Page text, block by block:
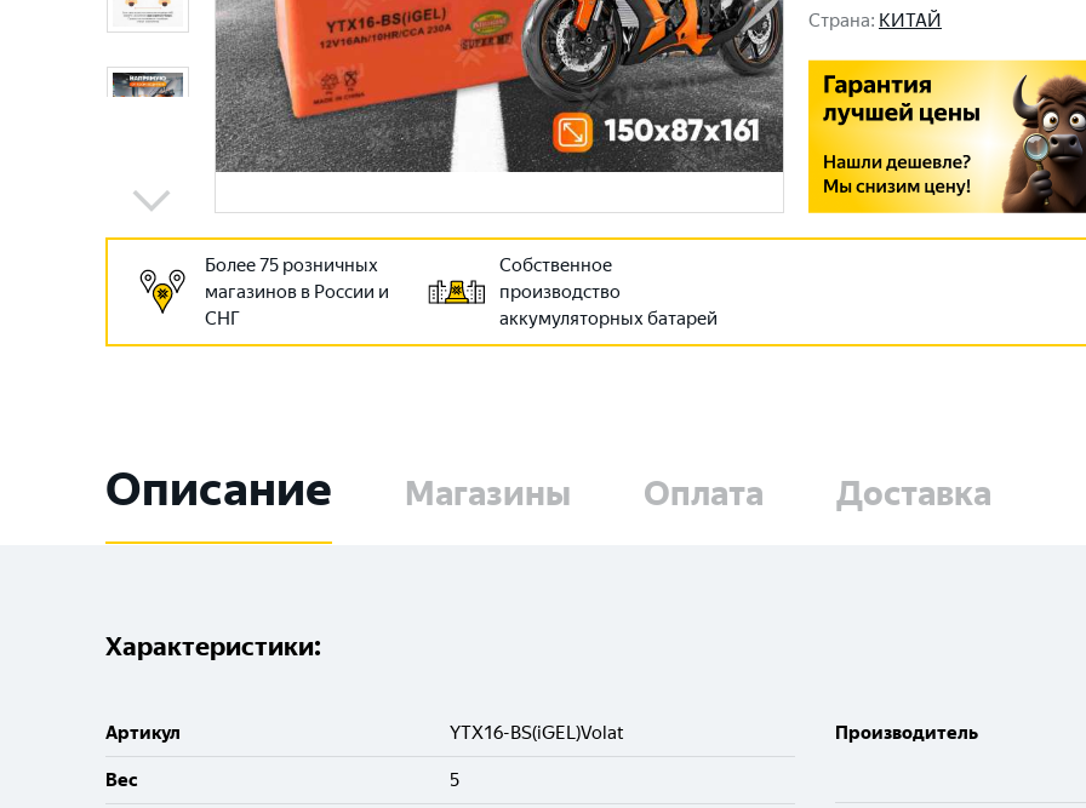
Cтрана: КИТАЙ
Более 75 розничных
магазинов в России и
СНГ
Собственное
производство
аккумуляторных батарей
Описание Магазины Оплата Доставка
Характеристики:
Артикул YTX16-BS(iGEL)Volat
Вес 5
Производитель